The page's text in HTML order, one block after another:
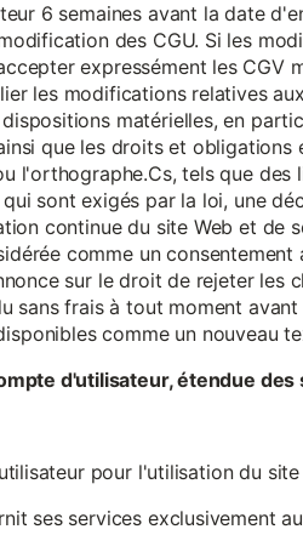
6 semaines avant la date
des CGU. Si les
expressément les CGV
les modifications relatives
matérielles, en
que les droits et
l'orthographe.Cs, tels que
sont exigés par la loi, une
continue du site Web et de
comme un
sur le droit de rejeter les
sans frais à tout moment
comme un nouveau
d'utilisateur, étendue des
pour l'utilisation du
ses services exclusivement